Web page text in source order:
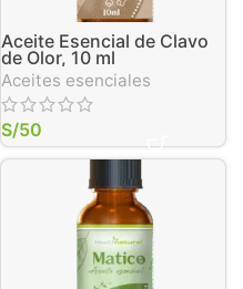
Aceite Esencial de Clavo
de Olor, 10 ml
Aceites esenciales
S/50